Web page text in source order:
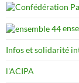
Infos et solidarité
l'ACIPA